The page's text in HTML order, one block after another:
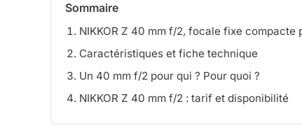
Sommaire
NIKKOR Z 40 mm f/2, focale fixe
Caractéristiques et fiche technique
Un 40 mm f/2 pour qui ? Pour quoi ?
NIKKOR Z 40 mm f/2 : tarif et disponibilité